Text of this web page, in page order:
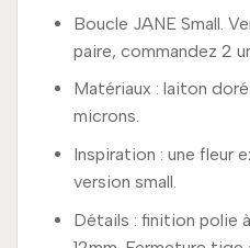
Boucle JANE Small.
paire, commandez 2
Matériaux : laiton doré
microns.
Inspiration : une fleur
version small.
Détails : finition polie